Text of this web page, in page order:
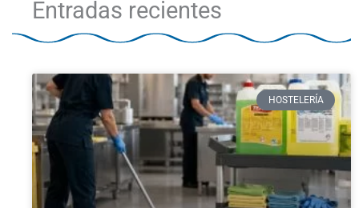
Entradas recientes
HOSTELERÍA